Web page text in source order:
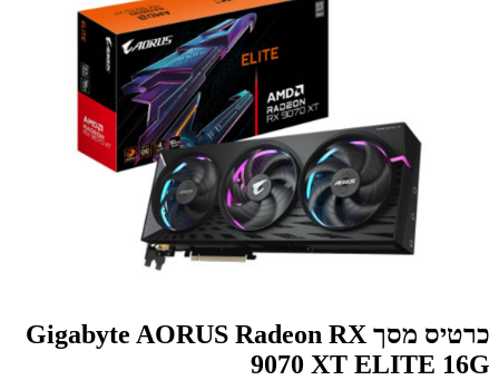
כרטיס מסך Gigabyte AORUS Radeon RX
9070 XT ELITE 16G